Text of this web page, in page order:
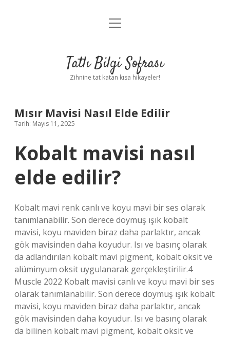
Anasayfa
Yasal Uyarı
menüyü
Tatlı Bilgi Sofrası
Zihnine tat katan kısa hikayeler!
Mısır Mavisi Nasıl Elde Edilir
Tarih: Mayıs 11, 2025
Kobalt mavisi nasıl
elde edilir?
Kobalt mavi renk canlı ve koyu mavi bir ses olarak
tanımlanabilir. Son derece doymuş ışık kobalt
mavisi, koyu maviden biraz daha parlaktır, ancak
gök mavisinden daha koyudur. Isı ve basınç olarak
da adlandırılan kobalt mavi pigment, kobalt oksit ve
alüminyum oksit uygulanarak gerçekleştirilir.4
Muscle 2022 Kobalt mavisi canlı ve koyu mavi bir ses
olarak tanımlanabilir. Son derece doymuş ışık kobalt
mavisi, koyu maviden biraz daha parlaktır, ancak
gök mavisinden daha koyudur. Isı ve basınç olarak
da bilinen kobalt mavi pigment, kobalt oksit ve